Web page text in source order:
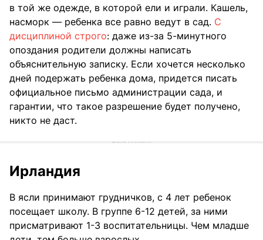
в той же одежде, в которой ели и играли. Кашель,
насморк — ребенка все равно ведут в сад. С
дисциплиной строго: даже из-за 5-минутного
опоздания родители должны написать
объяснительную записку. Если хочется несколько
дней подержать ребенка дома, придется писать
официальное письмо администрации сада, и
гарантии, что такое разрешение будет получено,
никто не даст.
Ирландия
В ясли принимают грудничков, с 4 лет ребенок
посещает школу. В группе 6-12 детей, за ними
присматривают 1-3 воспитательницы. Чем младше